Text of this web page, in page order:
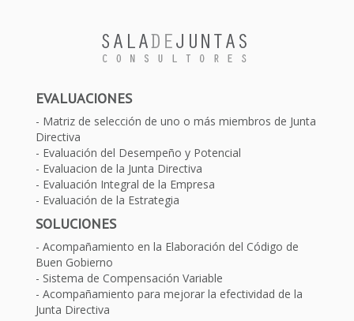
EVALUACIONES
Matriz de selección de uno o más miembros de Junta
Directiva
Evaluación del Desempeño y Potencial
Evaluacion de la Junta Directiva
Evaluación Integral de la Empresa
Evaluación de la Estrategia
SOLUCIONES
Acompañamiento en la Elaboración del Código de
Buen Gobierno
Sistema de Compensación Variable
Acompañamiento para mejorar la efectividad de la
Junta Directiva